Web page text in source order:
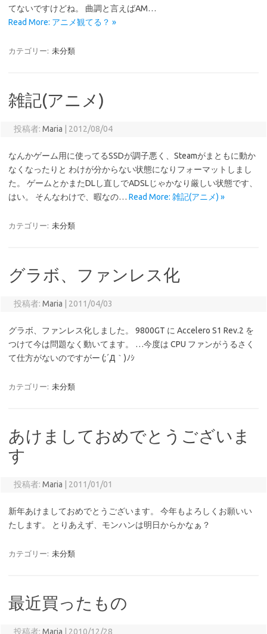
てないですけどね。 曲調と言えばAM…
Read More: アニメ観てる？ »
カテゴリー: 未分類
雑記(アニメ)
投稿者: Maria 2012/08/04
なんかゲーム用に使ってるSSDが調子悪く、Steamがまともに動か
なくなったりと わけが分からない状態になりフォーマットしまし
た。 ゲームとかまたDLし直しでADSLじゃかなり厳しい状態です、
はい。 そんなわけで、暇なの… Read More: 雑記(アニメ) »
カテゴリー: 未分類
グラボ、ファンレス化
投稿者: Maria 2011/04/03
グラボ、ファンレス化しました。 9800GT に Accelero S1 Rev.2 を
つけて今は問題なく動いてます。 …今度は CPU ファンがうるさく
て仕方がないのですがー (;´Д｀)ﾉｼ
カテゴリー: 未分類
あけましておめでとうございま
す
投稿者: Maria 2011/01/01
新年あけましておめでとうございます。 今年もよろしくお願いい
たします。 とりあえず、モンハンは明日からかなぁ？
カテゴリー: 未分類
最近買ったもの
投稿者: Maria 2010/12/28